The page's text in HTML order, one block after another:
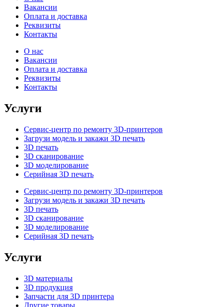
Вакансии
Оплата и доставка
Реквизиты
Контакты
О нас
Вакансии
Оплата и доставка
Реквизиты
Контакты
Услуги
Сервис-центр по ремонту 3D-принтеров
Загрузи модель и закажи 3D печать
3D печать
3D сканирование
3D моделирование
Серийная 3D печать
Сервис-центр по ремонту 3D-принтеров
Загрузи модель и закажи 3D печать
3D печать
3D сканирование
3D моделирование
Серийная 3D печать
Услуги
3D материалы
3D продукция
Запчасти для 3D принтера
Другие товары